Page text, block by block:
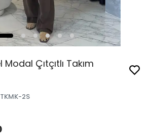
Çıtçıtlı Takım
2S